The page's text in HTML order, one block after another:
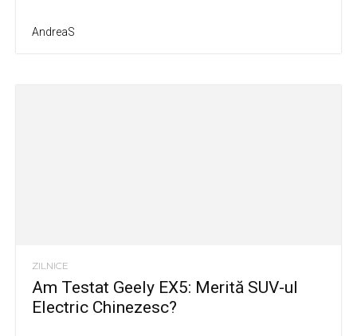
AndreaS
ZILNICE
Am Testat Geely EX5: Merită SUV-ul
Electric Chinezesc?